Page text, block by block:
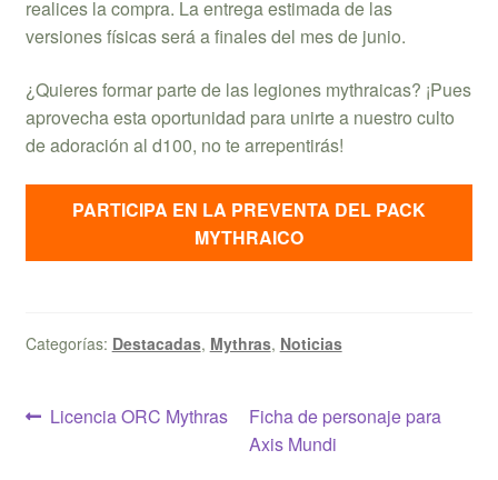
realices la compra. La entrega estimada de las
versiones físicas será a finales del mes de junio.
¿Quieres formar parte de las legiones mythraicas? ¡Pues
aprovecha esta oportunidad para unirte a nuestro culto
de adoración al d100, no te arrepentirás!
PARTICIPA EN LA PREVENTA DEL PACK
MYTHRAICO
Categorías: Destacadas, Mythras, Noticias
Navegación
Anterior:
Licencia ORC Mythras Siguiente:
Ficha de personaje para
Axis Mundi